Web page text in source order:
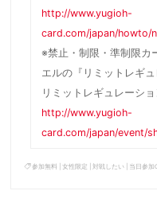
http://www.yugioh-
card.com/japan/howto/
※禁止・制限・準制限カ
エルの『リミットレギ
リミットレギュレーシ
http://www.yugioh-
card.com/japan/event/
参加無料 |女性限定 対戦したい 当日参加